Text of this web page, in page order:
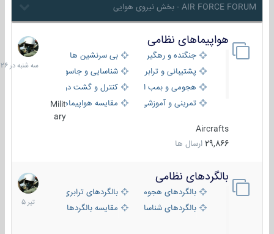
AIR FORCE FORUM - بخش نیروی هوایی
هواپیماهای نظامی
جنگنده و رهگیر
بی سرنشین ها
پشتیبانی و ترابری
شناسایی و جاسوسی
هجومی و بمب افکن
کنترل و گشت دریایی
تمرینی و آموزشی
مقایسه هواپیماهاMilit
ary
Aircrafts
29,866 ارسال ها
سه
شنبه
در
بالگردهای نظامی
بالگردهای هجومی
بالگردهای ترابری
بالگردهای شناسایی
مقایسه بالگردها
22
تیر
1405